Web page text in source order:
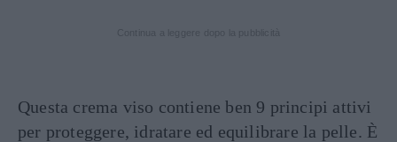
Questa crema viso contiene ben 9 principi attivi
per proteggere, idratare ed equilibrare la pelle. È